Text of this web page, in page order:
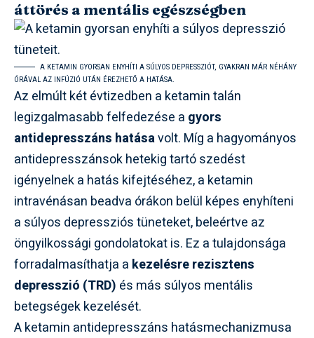
áttörés a mentális egészségben
A KETAMIN GYORSAN ENYHÍTI A SÚLYOS DEPRESSZIÓT, GYAKRAN MÁR NÉHÁNY
ÓRÁVAL AZ INFÚZIÓ UTÁN ÉREZHETŐ A HATÁSA.
Az elmúlt két évtizedben a ketamin talán
legizgalmasabb felfedezése a gyors
antidepresszáns hatásavolt. Míg a hagyományos
antidepresszánsok hetekig tartó szedést
igényelnek a hatás kifejtéséhez, a ketamin
intravénásan beadva órákon belül képes enyhíteni
a súlyos depressziós tüneteket, beleértve az
öngyilkossági gondolatokat is. Ez a tulajdonsága
forradalmasíthatja a kezelésre rezisztens
depresszió (TRD) és más súlyos mentális
betegségek kezelését.
A ketamin antidepresszáns hatásmechanizmusa